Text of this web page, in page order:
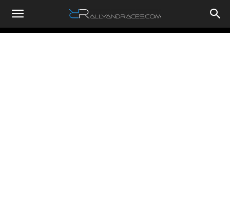
RallyandRaces.com